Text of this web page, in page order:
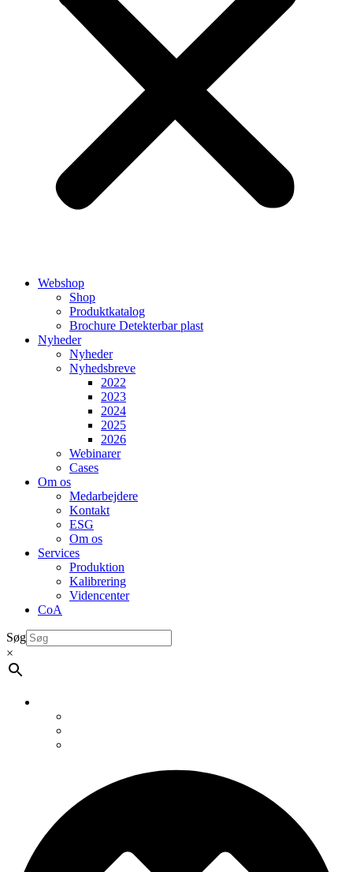
Webshop
Shop
Produktkatalog
Brochure Detekterbar plast
Nyheder
Nyheder
Nyhedsbreve
2022
2023
2024
2025
2026
Webinarer
Cases
Om os
Medarbejdere
Kontakt
ESG
Om os
Services
Produktion
Kalibrering
Videncenter
CoA
Søg
×